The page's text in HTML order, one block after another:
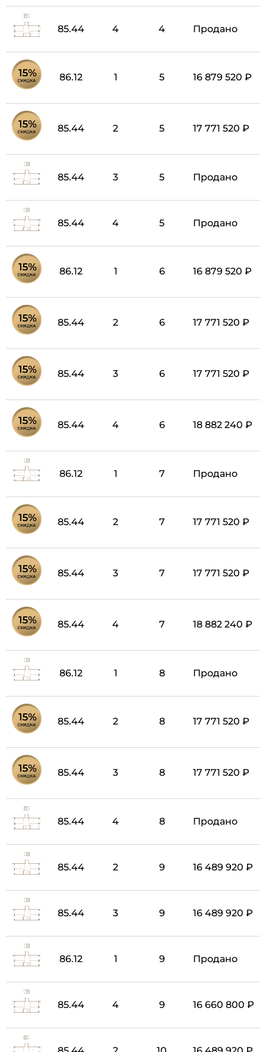
85.44 4 4 Продано
86.12 1 5 16 879 520 ₽
85.44 2 5 17 771 520 ₽
85.44 3 5 Продано
85.44 4 5 Продано
86.12 1 6 16 879 520 ₽
85.44 2 6 17 771 520 ₽
85.44 3 6 17 771 520 ₽
85.44 4 6 18 882 240 ₽
86.12 1 7 Продано
85.44 2 7 17 771 520 ₽
85.44 3 7 17 771 520 ₽
85.44 4 7 18 882 240 ₽
86.12 1 8 Продано
85.44 2 8 17 771 520 ₽
85.44 3 8 17 771 520 ₽
85.44 4 8 Продано
85.44 2 9 16 489 920 ₽
85.44 3 9 16 489 920 ₽
86.12 1 9 Продано
85.44 4 9 16 660 800 ₽